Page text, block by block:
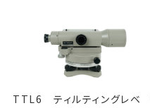
TTL6 ティルティングレベ